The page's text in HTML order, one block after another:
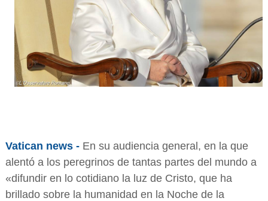
Vatican news -En su audiencia general, en la que
alentó a los peregrinos de tantas partes del mundo a
«difundir en lo cotidiano la luz de Cristo, que ha
brillado sobre la humanidad en la Noche de la